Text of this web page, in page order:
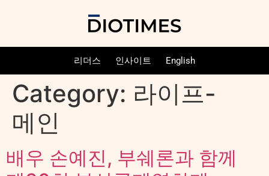
리더스 인사이트 English
Category: 라이프-
메인
배우 손예진, 부쉐론과 함께